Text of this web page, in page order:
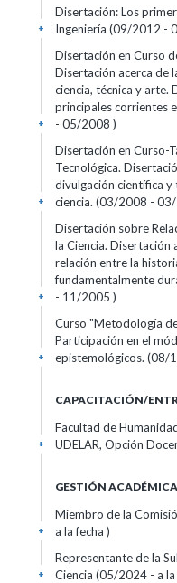
Disertación: Los
Ingeniería (09/2012 -
+
Disertación en Curso
Disertación acerca de
ciencia, técnica y arte.
principales corrientes
- 05/2008 )
+
Disertación en Curso-
Tecnológica.
divulgación científica y
ciencia. (03/2008 -
+
Disertación sobre
la Ciencia. Disertación
relación entre la
fundamentalmente
- 11/2005 )
+
Curso "Metodología
Participación en el
epistemológicos. (08/
+
CAPACITACIÓN/
Facultad de
UDELAR, Opción
+
GESTIÓN ACADÉMICA
Miembro de la
a la fecha )
+
Representante de la
Ciencia (05/2024 - a la
+